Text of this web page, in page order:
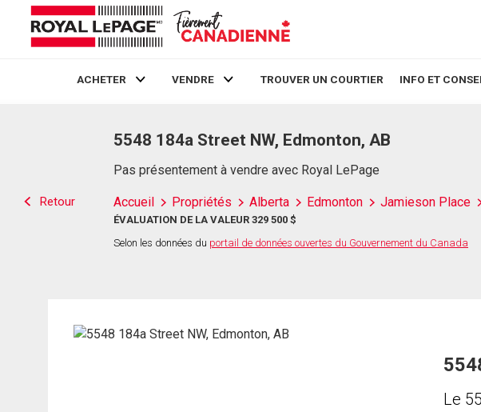
ACHETER VENDRE TROUVER UN COURTIER INFO ET
Retour
5548 184a Street NW, Edmonton, AB
Pas présentement à vendre avec Royal LePage
Accueil Propriétés Alberta Edmonton Jamieson Place
ÉVALUATION DE LA VALEUR 329 500 $
Selon les données du portail de données ouvertes du Gouvernement du Canada
Le